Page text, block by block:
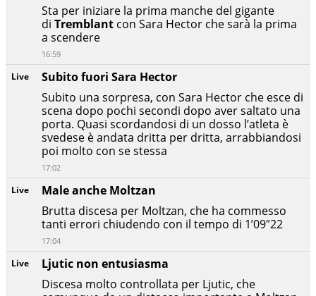
Live
Ljutic non entusiasma
Discesa molto controllata per Ljutic, che
Live
Male anche Moltzan
Brutta discesa per Moltzan, che ha commesso
tanti errori chiudendo con il tempo di 1’09″22
17:04
Live
Subito fuori Sara Hector
Subito una sorpresa, con Sara Hector che esce di
scena dopo pochi secondi dopo aver saltato una
porta. Quasi scordandosi di un dosso l’atleta è
svedese è andata dritta per dritta, arrabbiandosi
poi molto con se stessa
17:02
Sta per iniziare la prima manche del gigante
di Tremblant con Sara Hector che sarà la prima
a scendere
16:59